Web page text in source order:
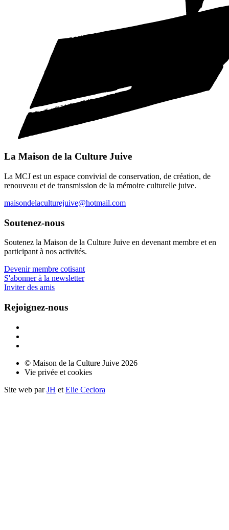
La Maison de la Culture Juive
La MCJ est un espace convivial de conservation, de création, de
renouveau et de transmission de la mémoire culturelle juive.
maisondelaculturejuive@hotmail.com
Soutenez-nous
Soutenez la Maison de la Culture Juive en devenant membre et en
participant à nos activités.
Devenir membre cotisant
S'abonner à la newsletter
Inviter des amis
Rejoignez-nous
© Maison de la Culture Juive 2026
Vie privée et cookies
Site web parJH et Elie Ceciora